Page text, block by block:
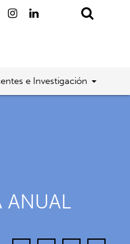
e Investigación
ANUAL